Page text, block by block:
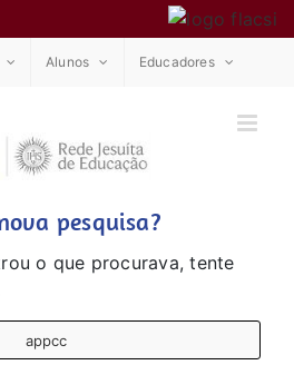
Alunos Educadores
pesquisa?
o que procurava, tente